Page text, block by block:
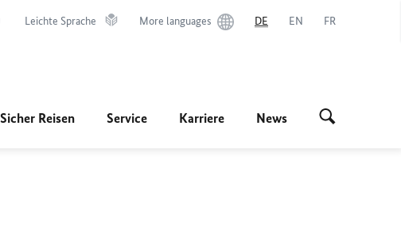
Leichte Sprache More languages DE EN FR
Sicher Reisen Service Karriere News